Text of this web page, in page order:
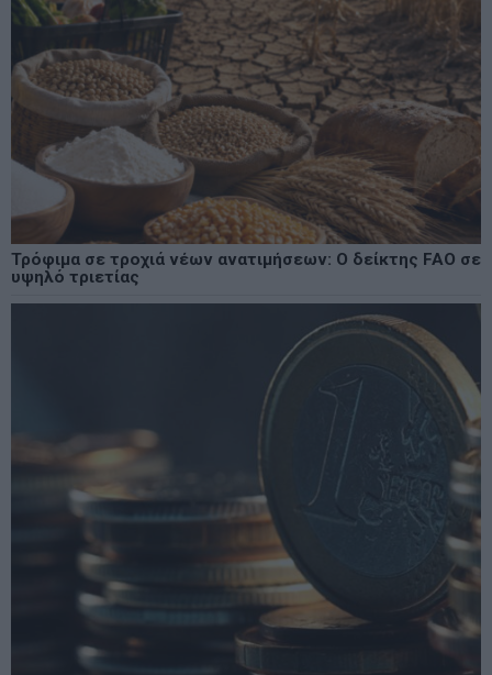
Τρόφιμα σε τροχιά νέων ανατιμήσεων: Ο δείκτης FAO σε
υψηλό τριετίας